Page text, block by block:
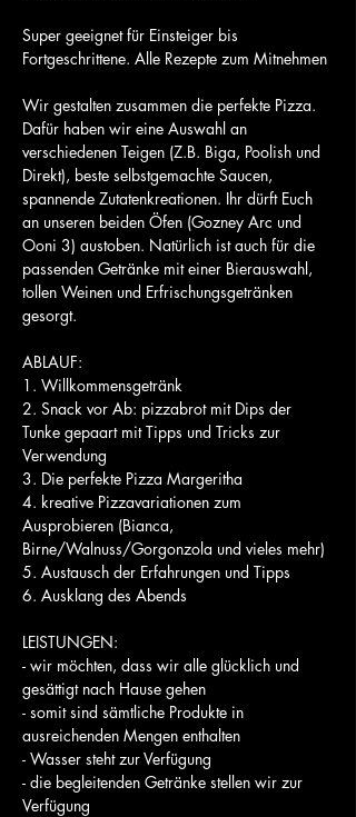
Super geeignet für Einsteiger bis
Fortgeschrittene. Alle Rezepte zum Mitnehmen
Wir gestalten zusammen die perfekte Pizza.
Dafür haben wir eine Auswahl an
verschiedenen Teigen (Z.B. Biga, Poolish und
Direkt), beste selbstgemachte Saucen,
spannende Zutatenkreationen. Ihr dürft Euch
an unseren beiden Öfen (Gozney Arc und
Ooni 3) austoben. Natürlich ist auch für die
passenden Getränke mit einer Bierauswahl,
tollen Weinen und Erfrischungsgetränken
gesorgt.
ABLAUF:
1. Willkommensgetränk
2. Snack vor Ab: pizzabrot mit Dips der
Tunke gepaart mit Tipps und Tricks zur
Verwendung
3. Die perfekte Pizza Margeritha
4. kreative Pizzavariationen zum
Ausprobieren (Bianca,
Birne/Walnuss/Gorgonzola und vieles mehr)
5. Austausch der Erfahrungen und Tipps
6. Ausklang des Abends
LEISTUNGEN:
- wir möchten, dass wir alle glücklich und
gesättigt nach Hause gehen
- somit sind sämtliche Produkte in
ausreichenden Mengen enthalten
- Wasser steht zur Verfügung
- die begleitenden Getränke stellen wir zur
Verfügung